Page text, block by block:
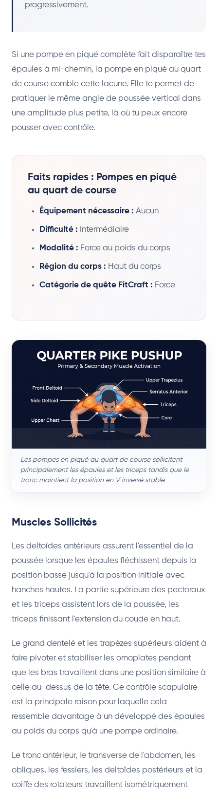
progressivement.
Si une pompe en piqué complète fait disparaître tes
épaules à mi-chemin, la pompe en piqué au quart
de course comble cette lacune. Elle te permet de
pratiquer le même angle de poussée vertical dans
une amplitude plus petite, là où tu peux encore
pousser avec contrôle.
Faits rapides : Pompes en piqué
au quart de course
Équipement nécessaire : Aucun
Difficulté : Intermédiaire
Modalité : Force au poids du corps
Région du corps : Haut du corps
Catégorie de quête FitCraft : Force
Les pompes en piqué au quart de course sollicitent
principalement les épaules et les triceps tandis que le
tronc maintient la position en V inversé stable.
Muscles Sollicités
Les deltoïdes antérieurs assurent l'essentiel de la
poussée lorsque les épaules fléchissent depuis la
position basse jusqu'à la position initiale avec
hanches hautes. La partie supérieure des pectoraux
et les triceps assistent lors de la poussée, les
triceps finissant l'extension du coude en haut.
Le grand dentelé et les trapèzes supérieurs aident à
faire pivoter et stabiliser les omoplates pendant
que les bras travaillent dans une position similaire à
celle au-dessus de la tête. Ce contrôle scapulaire
est la principale raison pour laquelle cela
ressemble davantage à un développé des épaules
au poids du corps qu'à une pompe ordinaire.
Le tronc antérieur, le transverse de l'abdomen, les
obliques, les fessiers, les deltoïdes postérieurs et la
coiffe des rotateurs travaillent isométriquement